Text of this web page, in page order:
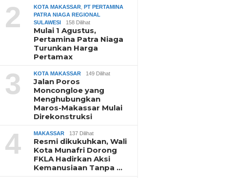
2 KOTA MAKASSAR, PT PERTAMINA
PATRA NIAGA REGIONAL
SULAWESI
158 Dilihat
Mulai 1 Agustus,
Pertamina Patra Niaga
Turunkan Harga
Pertamax
3 KOTA MAKASSAR 149 Dilihat
Jalan Poros
Moncongloe yang
Menghubungkan
Maros-Makassar Mulai
Direkonstruksi
4 MAKASSAR 137 Dilihat
Resmi dikukuhkan, Wali
Kota Munafri Dorong
FKLA Hadirkan Aksi
Kemanusiaan Tanpa …